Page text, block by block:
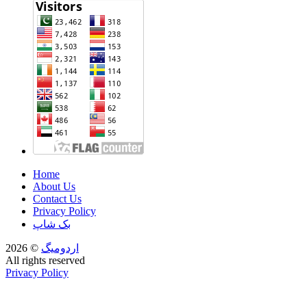
Home
About Us
Contact Us
Privacy Policy
بک شاپ
اردومیگ © 2026
All rights reserved
Privacy Policy